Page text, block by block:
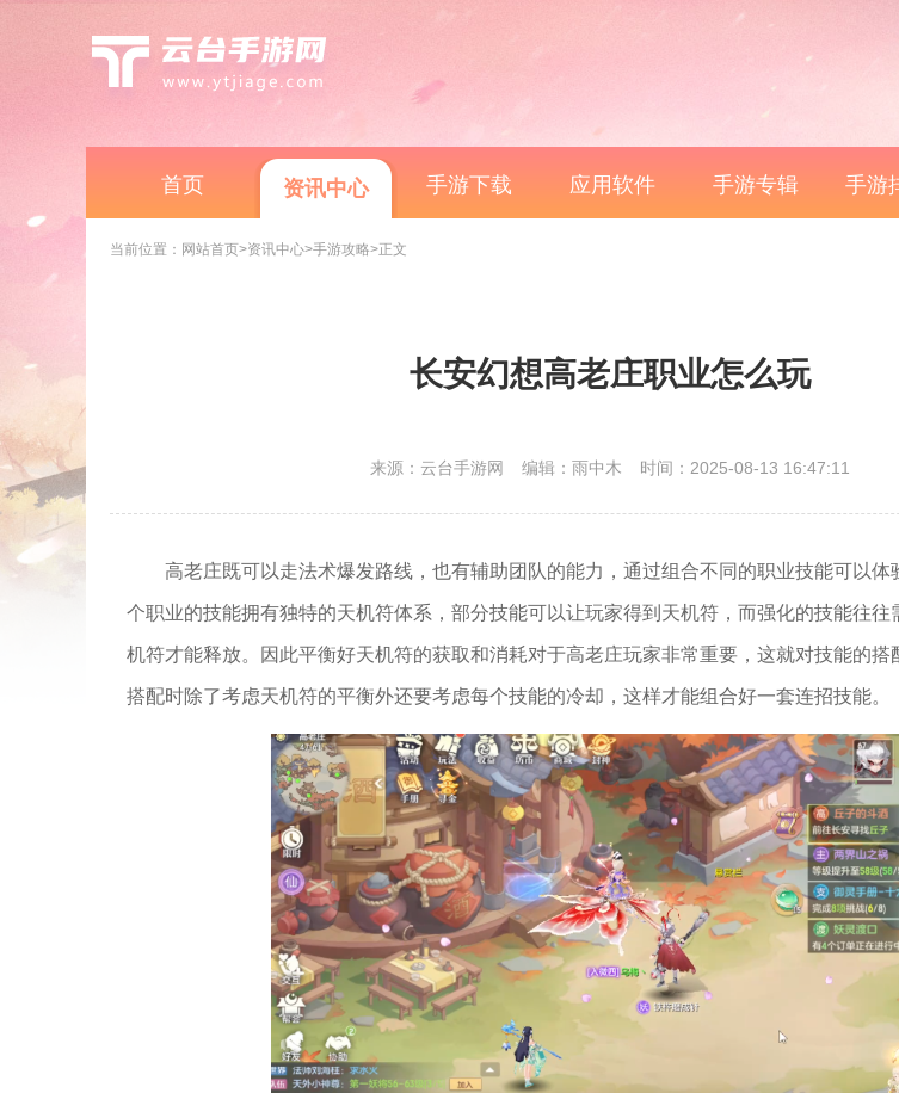
首页 资讯中心 手游下载 应用软件 手游专辑 手游
当前位置： 网站首页>资讯中心>手游攻略>正文
长安幻想高老庄职业怎么玩
来源：云台手游网 编辑：雨中木 时间：2025-08-13 16:47:11
高老庄既可以走法术爆发路线，也有辅助团队的能力，通过组合不同的职业技能可以体
个职业的技能拥有独特的天机符体系，部分技能可以让玩家得到天机符，而强化的技能往往
机符才能释放。因此平衡好天机符的获取和消耗对于高老庄玩家非常重要，这就对技能的搭
搭配时除了考虑天机符的平衡外还要考虑每个技能的冷却，这样才能组合好一套连招技能。